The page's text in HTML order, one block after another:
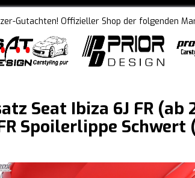
Gutachten! Offizieller Shop der folgenden
Seat Ibiza 6J FR (ab
Spoilerlippe Schwert